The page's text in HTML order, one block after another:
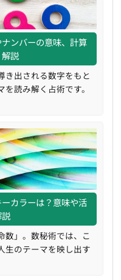
ンバーの意味、計算
説
き出される数字をもと
読み解く占術です。
カラーは？意味や活
数」。数秘術では、こ
生のテーマを映し出す